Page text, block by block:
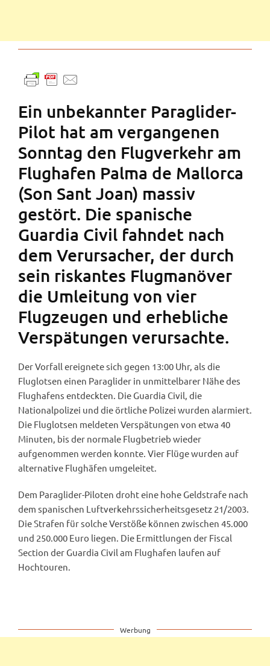
Ein unbekannter Paraglider-
Pilot hat am vergangenen
Sonntag den Flugverkehr am
Flughafen Palma de Mallorca
(Son Sant Joan) massiv
gestört. Die spanische
Guardia Civil fahndet nach
dem Verursacher, der durch
sein riskantes Flugmanöver
die Umleitung von vier
Flugzeugen und erhebliche
Verspätungen verursachte.
Der Vorfall ereignete sich gegen 13:00 Uhr, als die
Fluglotsen einen Paraglider in unmittelbarer Nähe des
Flughafens entdeckten. Die Guardia Civil, die
Nationalpolizei und die örtliche Polizei wurden alarmiert.
Die Fluglotsen meldeten Verspätungen von etwa 40
Minuten, bis der normale Flugbetrieb wieder
aufgenommen werden konnte. Vier Flüge wurden auf
alternative Flughäfen umgeleitet.
Dem Paraglider-Piloten droht eine hohe Geldstrafe nach
dem spanischen Luftverkehrssicherheitsgesetz 21/2003.
Die Strafen für solche Verstöße können zwischen 45.000
und 250.000 Euro liegen. Die Ermittlungen der Fiscal
Section der Guardia Civil am Flughafen laufen auf
Hochtouren.
Werbung